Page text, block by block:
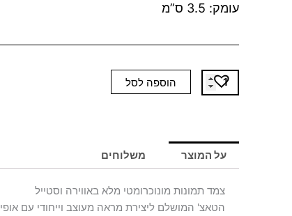
עומק: 3.5 ס”מ
כמות
של
VALLEY
הוספה לסל
על המוצר משלוחים
צמד תמונות מונוכרומטי מלא באווירה וסטייל
הטאצ' המושלם ליצירת מראה מעוצב וייחודי עם אופי